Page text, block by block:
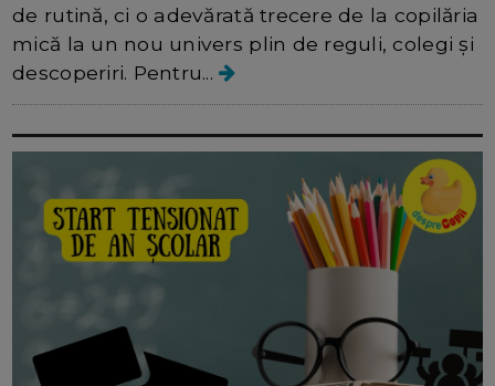
de rutină, ci o adevărată trecere de la copilăria
mică la un nou univers plin de reguli, colegi și
descoperiri. Pentru...